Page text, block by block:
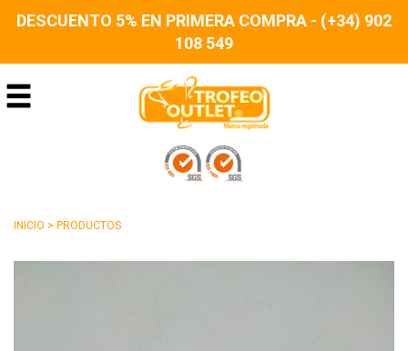
DESCUENTO 5% EN PRIMERA COMPRA - (+34) 902
108 549
INICIO > PRODUCTOS